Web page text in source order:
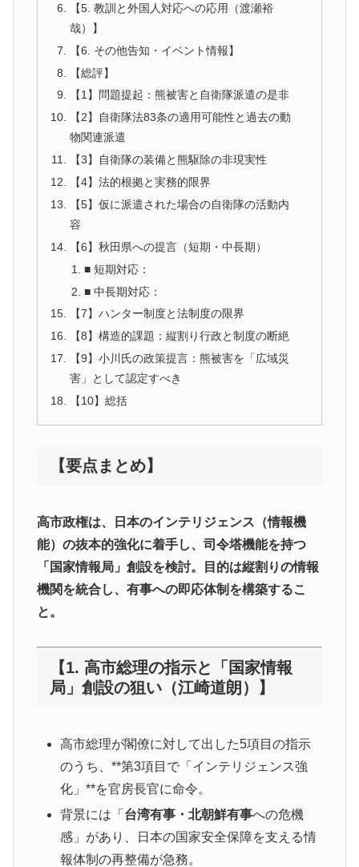
【5. 教訓と外国人対応への応用（渡瀬裕
哉）】
【6. その他告知・イベント情報】
【総評】
【1】問題提起：熊被害と自衛隊派遣の是非
【2】自衛隊法83条の適用可能性と過去の動
物関連派遣
【3】自衛隊の装備と熊駆除の非現実性
【4】法的根拠と実務的限界
【5】仮に派遣された場合の自衛隊の活動内
容
【6】秋田県への提言（短期・中長期）
■ 短期対応：
■ 中長期対応：
【7】ハンター制度と法制度の限界
【8】構造的課題：縦割り行政と制度の断絶
【9】小川氏の政策提言：熊被害を「広域災
害」として認定すべき
【10】総括
【要点まとめ】
高市政権は、日本のインテリジェンス（情報機
能）の抜本的強化に着手し、司令塔機能を持つ
「国家情報局」創設を検討。目的は縦割りの情報
機関を統合し、有事への即応体制を構築するこ
と。
【1. 高市総理の指示と「国家情報
局」創設の狙い（江崎道朗）】
高市総理が閣僚に対して出した5項目の指示
のうち、**第3項目で「インテリジェンス強
化」**を官房長官に命令。
背景には「 台湾有事・北朝鮮有事への危機
感」があり、日本の国家安全保障を支える情
報体制の再整備が急務。